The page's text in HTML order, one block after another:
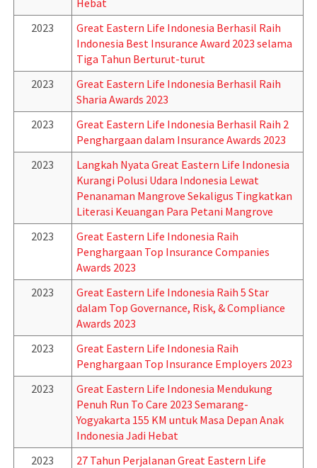
Hebat
2023
Great Eastern Life Indonesia Berhasil Raih
Indonesia Best Insurance Award 2023 selama
Tiga Tahun Berturut-turut
2023
Great Eastern Life Indonesia Berhasil Raih
Sharia Awards 2023
2023
Great Eastern Life Indonesia Berhasil Raih 2
Penghargaan dalam Insurance Awards 2023
2023
Langkah Nyata Great Eastern Life Indonesia
Kurangi Polusi Udara Indonesia Lewat
Penanaman Mangrove Sekaligus Tingkatkan
Literasi Keuangan Para Petani Mangrove
2023
Great Eastern Life Indonesia Raih
Penghargaan Top Insurance Companies
Awards 2023
2023
Great Eastern Life Indonesia Raih 5 Star
dalam Top Governance, Risk, & Compliance
Awards 2023
2023
Great Eastern Life Indonesia Raih
Penghargaan Top Insurance Employers 2023
2023
Great Eastern Life Indonesia Mendukung
Penuh Run To Care 2023 Semarang-
Yogyakarta 155 KM untuk Masa Depan Anak
Indonesia Jadi Hebat
2023
27 Tahun Perjalanan Great Eastern Life